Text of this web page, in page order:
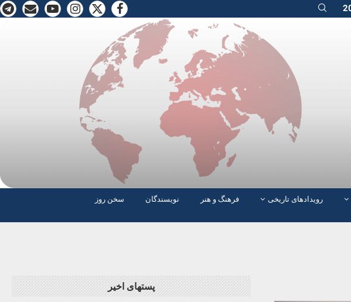
رویدادهای تاریخی فرهنگ و هنر نویسندگان
سخن روز
پستهای اخیر